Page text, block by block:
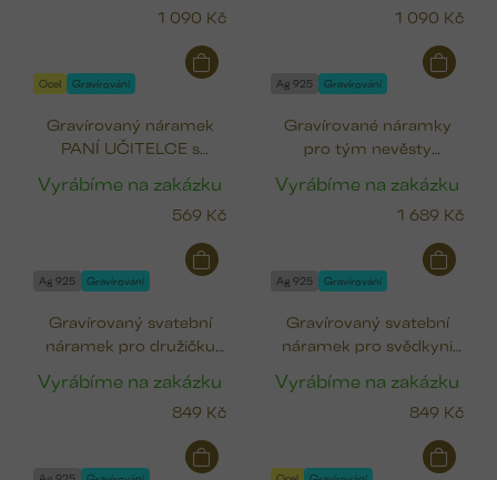
1 090 Kč 1 090 Kč
Ocel Gravírování
Gravírovaný náramek
PANÍ UČITELCE s
(12 mm)
Vyrábíme na zakázku
569 Kč
Ag 925 Gravírování
Gravírované náramky
pro tým nevěsty
Vyrábíme na zakázku
1 689 Kč
Ag 925 Gravírování
Gravírovaný svatební
náramek pro družičku
Vyrábíme na zakázku
849 Kč
Ag 925 Gravírování
Gravírovaný svatební
náramek pro svědkyni
Vyrábíme na zakázku
849 Kč